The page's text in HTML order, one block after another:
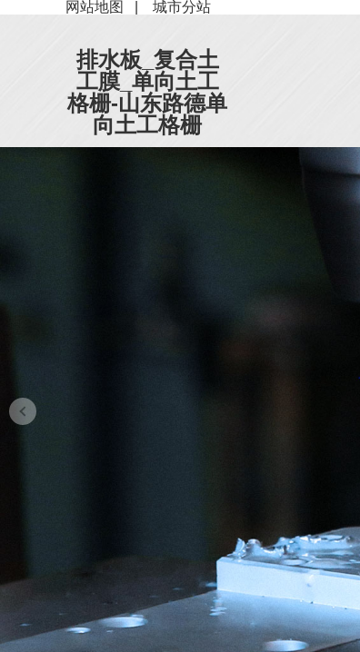
网站地图 城市分站
排水板_复合土
工膜_单向土工
格栅-山东路德单
向土工格栅